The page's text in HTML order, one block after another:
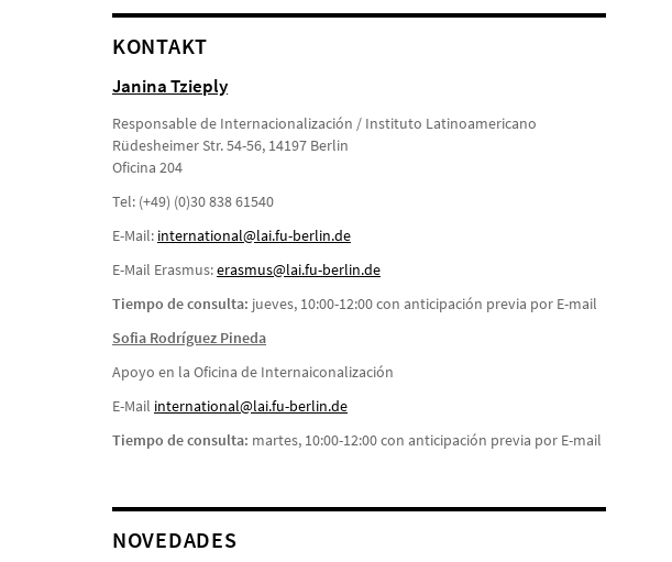
KONTAKT
Janina Tzieply
Responsable de Internacionalización / Instituto Latinoamericano
Rüdesheimer Str. 54-56, 14197 Berlin
Oficina 204
Tel: (+49) (0)30 838 61540
E-Mail: international@lai.fu-berlin.de
E-Mail Erasmus:erasmus@lai.fu-berlin.de
Tiempo de consulta: jueves, 10:00-12:00 con anticipación previa por E-mail
Sofia Rodríguez Pineda
Apoyo en la Oficina de Internaiconalización
E-Mail international@lai.fu-berlin.de
Tiempo de consulta: martes, 10:00-12:00 con anticipación previa por E-mail
NOVEDADES